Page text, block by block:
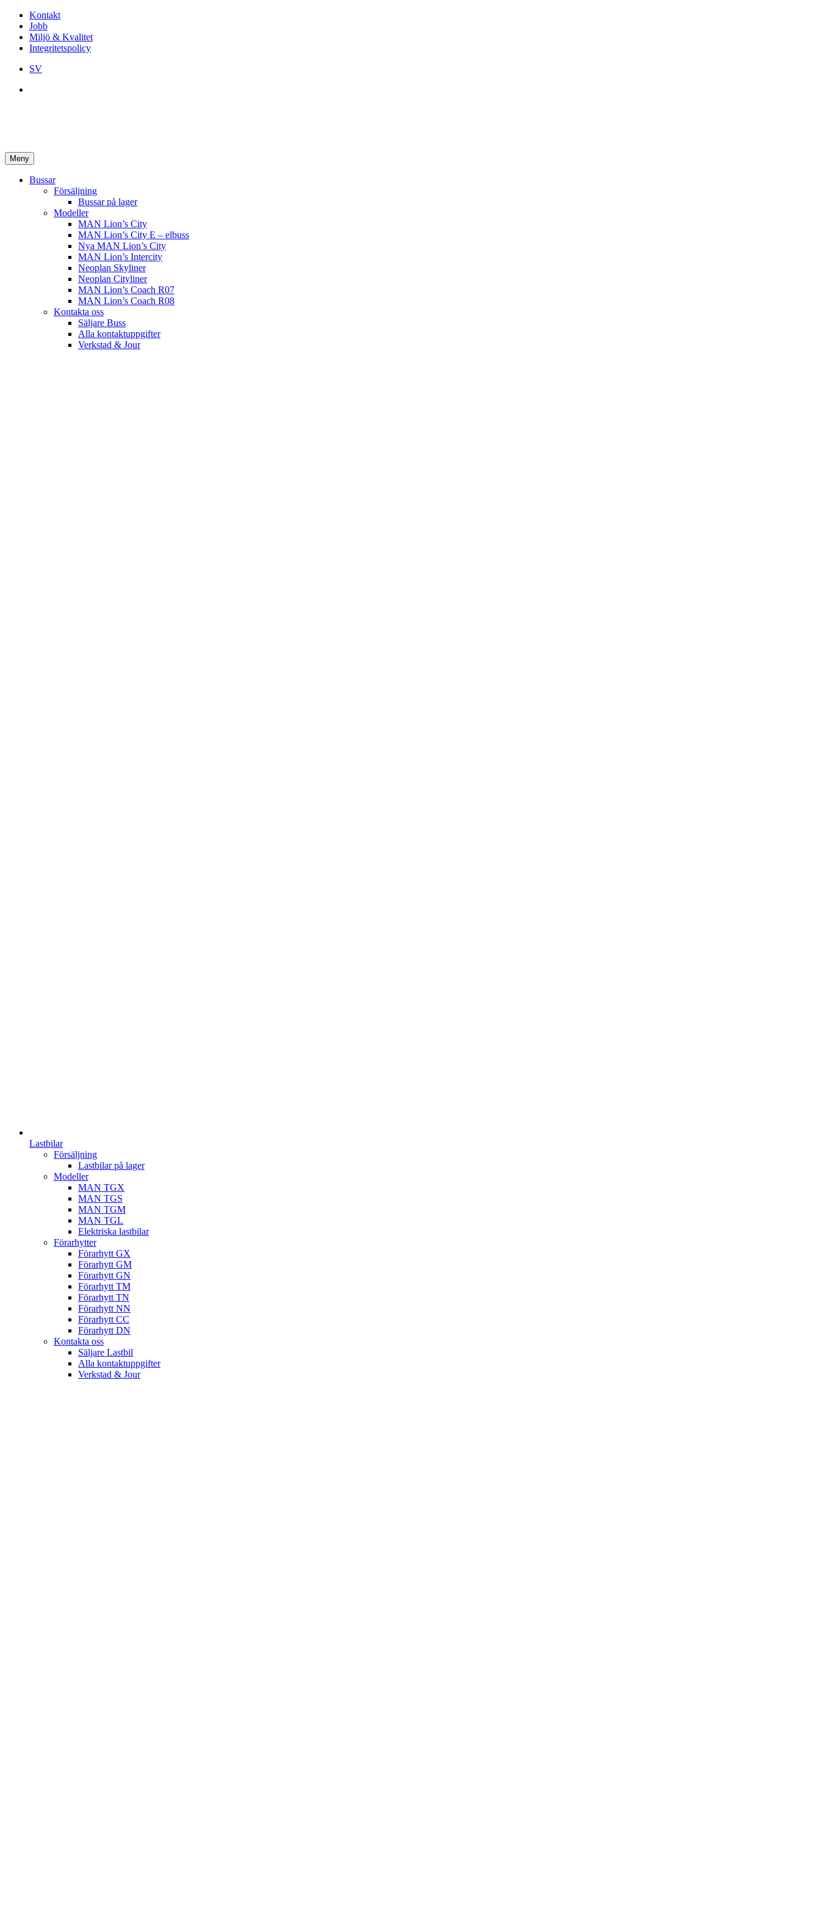
Kontakt
Jobb
Miljö & Kvalitet
Integritetspolicy
SV
Meny
Bussar
Försäljning
Bussar på lager
Modeller
MAN Lion’s City
MAN Lion’s City E – elbuss
Nya MAN Lion’s City
MAN Lion’s Intercity
Neoplan Skyliner
Neoplan Cityliner
MAN Lion’s Coach R07
MAN Lion’s Coach R08
Kontakta oss
Säljare Buss
Alla kontaktuppgifter
Verkstad & Jour
Lastbilar
Försäljning
Lastbilar på lager
Modeller
MAN TGX
MAN TGS
MAN TGM
MAN TGL
Elektriska lastbilar
Förarhytter
Förarhytt GX
Förarhytt GM
Förarhytt GN
Förarhytt TM
Förarhytt TN
Förarhytt NN
Förarhytt CC
Förarhytt DN
Kontakta oss
Säljare Lastbil
Alla kontaktuppgifter
Verkstad & Jour